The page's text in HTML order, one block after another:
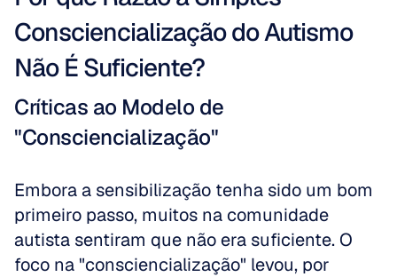
Consciencialização do Autismo
Não É Suficiente?
Críticas ao Modelo de
"Consciencialização"
Embora a sensibilização tenha sido um bom
primeiro passo, muitos na comunidade
autista sentiram que não era suficiente. O
foco na "consciencialização" levou, por